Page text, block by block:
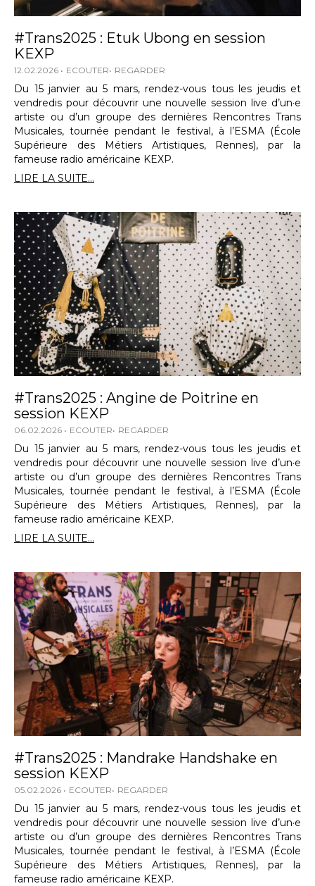
#Trans2025 : Etuk Ubong en session
KEXP
12.02.2026 ECOUTER REGARDER
Du 15 janvier au 5 mars, rendez-vous tous les jeudis et
vendredis pour découvrir une nouvelle session live d’un·e
artiste ou d’un groupe des dernières Rencontres Trans
Musicales, tournée pendant le festival, à l’ESMA (École
Supérieure des Métiers Artistiques, Rennes), par la
fameuse radio américaine KEXP.
LIRE LA SUITE...
#Trans2025 : Angine de Poitrine en
session KEXP
06.02.2026 ECOUTER REGARDER
Du 15 janvier au 5 mars, rendez-vous tous les jeudis et
vendredis pour découvrir une nouvelle session live d’un·e
artiste ou d’un groupe des dernières Rencontres Trans
Musicales, tournée pendant le festival, à l’ESMA (École
Supérieure des Métiers Artistiques, Rennes), par la
fameuse radio américaine KEXP.
LIRE LA SUITE...
#Trans2025 : Mandrake Handshake en
session KEXP
05.02.2026 ECOUTER REGARDER
Du 15 janvier au 5 mars, rendez-vous tous les jeudis et
vendredis pour découvrir une nouvelle session live d’un·e
artiste ou d’un groupe des dernières Rencontres Trans
Musicales, tournée pendant le festival, à l’ESMA (École
Supérieure des Métiers Artistiques, Rennes), par la
fameuse radio américaine KEXP.